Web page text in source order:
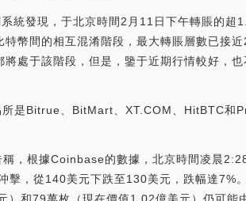
統發現，于北京時間2月11日下午轉賬的超
幣間的相互混淆階段，最大轉賬層數已接近
處于該階段，但是，鑒于近期行情較好，
是Bitrue、BitMart、XT.COM、HitBTC和
，根據Coinbase的數據，北京時間凌晨
，從140美元下跌至130美元，跌幅達7%